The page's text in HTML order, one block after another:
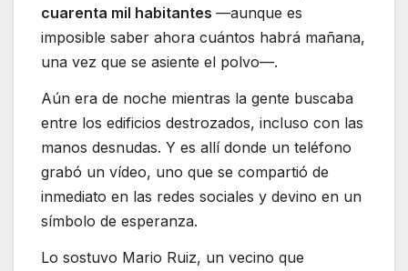
cuarenta mil habitantes —aunque es
imposible saber ahora cuántos habrá mañana,
una vez que se asiente el polvo—.
Aún era de noche mientras la gente buscaba
entre los edificios destrozados, incluso con las
manos desnudas. Y es allí donde un teléfono
grabó un vídeo, uno que se compartió de
inmediato en las redes sociales y devino en un
símbolo de esperanza.
Lo sostuvo Mario Ruiz, un vecino que